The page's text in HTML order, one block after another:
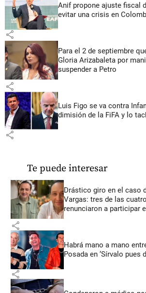
Anif propone ajuste fiscal
evitar una crisis en
share
Para el 2 de septiembre
Gloria Arizabaleta por
suspender a Petro
share
Luis Figo se va contra
dimisión de la FiFA y lo
share
Te puede interesar
Drástico giro en el caso
Vargas: tres de las
renunciaron a participar
share
Habrá mano a mano
Posada en ‘Sírvalo pues
share